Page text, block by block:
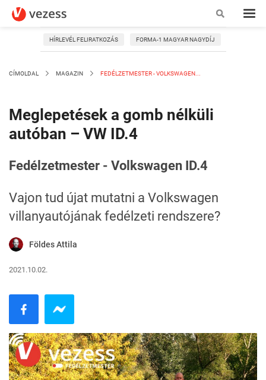
HÍRLEVÉL FELIRATKOZÁS FORMA-1 MAGYAR NAGYDÍJ
CÍMOLDAL MAGAZIN FEDÉLZETMESTER - VOLKSWAGEN...
Meglepetések a gomb nélküli
autóban – VW ID.4
Fedélzetmester - Volkswagen ID.4
Vajon tud újat mutatni a Volkswagen
villanyautójának fedélzeti rendszere?
Földes Attila
2021.10.02.